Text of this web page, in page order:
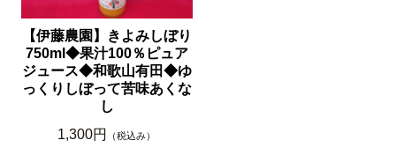
【伊藤農園】きよみしぼり
750ml◆果汁100％ピュア
ジュース◆和歌山有田◆ゆ
っくりしぼって苦味あくな
し
1,300円
（税込み）